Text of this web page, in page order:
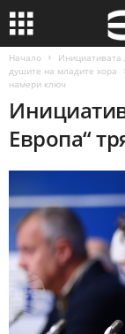
Начало
Инициативата
душите на младите хора
намери ключ
Европа“